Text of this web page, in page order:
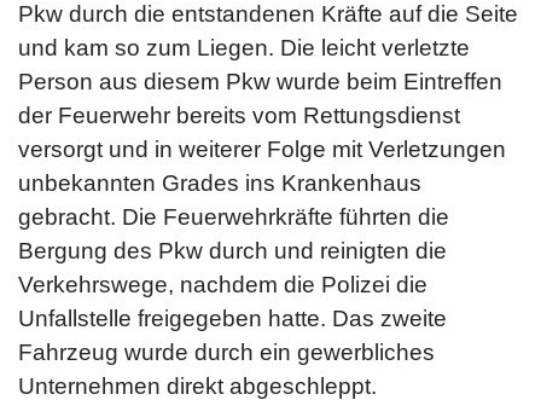
Pkw durch die entstandenen Kräfte auf die Seite
und kam so zum Liegen. Die leicht verletzte
Person aus diesem Pkw wurde beim Eintreffen
der Feuerwehr bereits vom Rettungsdienst
versorgt und in weiterer Folge mit Verletzungen
unbekannten Grades ins Krankenhaus
gebracht. Die Feuerwehrkräfte führten die
Bergung des Pkw durch und reinigten die
Verkehrswege, nachdem die Polizei die
Unfallstelle freigegeben hatte. Das zweite
Fahrzeug wurde durch ein gewerbliches
Unternehmen direkt abgeschleppt.